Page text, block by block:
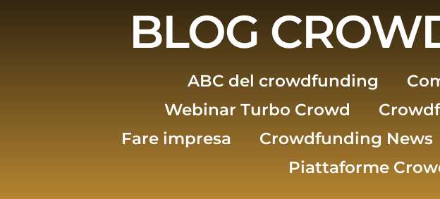
BLOG
ABC del crowdfunding
Webinar Turbo Crowd
Fare impresa
Crowdfunding News
Piattaforme